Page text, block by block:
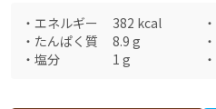
・ エネルギー 382 kcal ・
・ たんぱく質 8.9 g ・
・ 塩分 1 g ・